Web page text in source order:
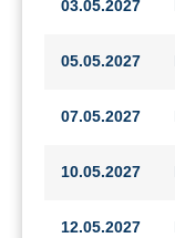
03.05.2027
05.05.2027
07.05.2027
10.05.2027
12.05.2027